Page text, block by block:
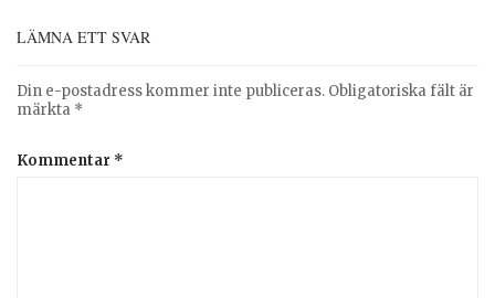
LÄMNA ETT SVAR
Din e-postadress kommer inte publiceras. Obligatoriska fält är
märkta *
Kommentar *